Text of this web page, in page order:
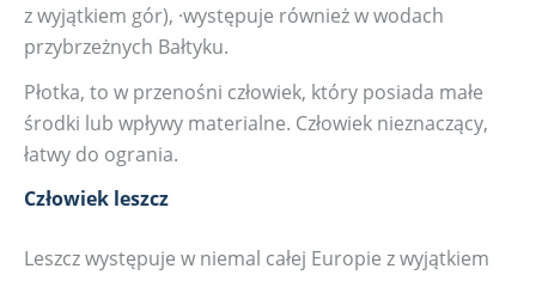
z wyjątkiem gór), ·występuje również w wodach
przybrzeżnych Bałtyku.
Płotka, to w przenośni człowiek, który posiada małe
środki lub wpływy materialne. Człowiek nieznaczący,
łatwy do ogrania.
Człowiek leszcz
Leszcz występuje w niemal całej Europie z wyjątkiem